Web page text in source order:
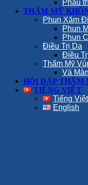
Phẫu
THẨM MỸ
Phun Xăm
Phun
Phun
Điều Trị Da
Điều
Thẩm Mỹ
Vá
HỎI ĐÁP THẨM
TIẾNG VIỆT
Tiếng Việt
English